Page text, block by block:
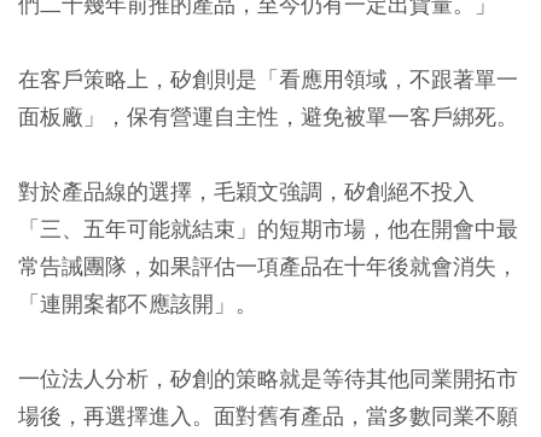
在客戶策略上，矽創則是「看應用領域，不跟著單一
面板廠」，保有營運自主性，避免被單一客戶綁死。
對於產品線的選擇，毛穎文強調，矽創絕不投入
「三、五年可能就結束」的短期市場，他在開會中最
常告誡團隊，如果評估一項產品在十年後就會消失，
「連開案都不應該開」。
一位法人分析，矽創的策略就是等待其他同業開拓市
場後，再選擇進入。面對舊有產品，當多數同業不願